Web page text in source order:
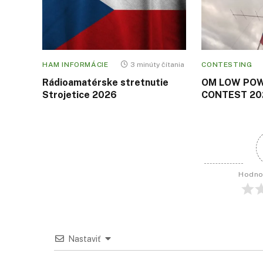
HAM INFORMÁCIE 3 minúty čítania
Rádioamatérske stretnutie
Strojetice 2026
CONTESTING
OM LOW
CONTEST
Nastaviť